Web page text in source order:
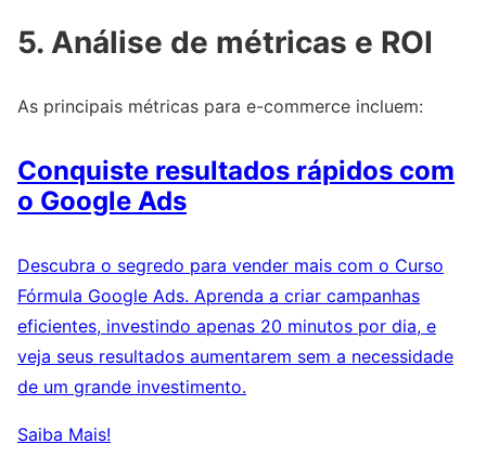
5. Análise de métricas e ROI
As principais métricas para e-commerce incluem:
Conquiste resultados rápidos com
o Google Ads
Descubra o segredo para vender mais com o Curso
Fórmula Google Ads. Aprenda a criar campanhas
eficientes, investindo apenas 20 minutos por dia, e
veja seus resultados aumentarem sem a necessidade
de um grande investimento.
Saiba Mais!